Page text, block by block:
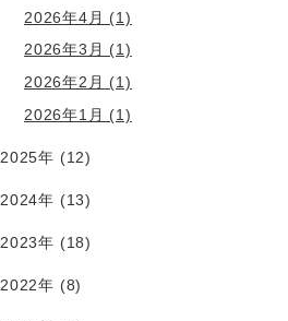
2026年4月 (1)
2026年3月 (1)
2026年2月 (1)
2026年1月 (1)
2025年 (12)
2024年 (13)
2023年 (18)
2022年 (8)